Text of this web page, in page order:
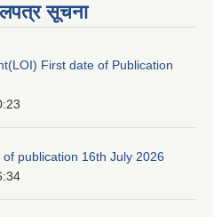
सूचना
First date of Publication
publication 16th July 2026